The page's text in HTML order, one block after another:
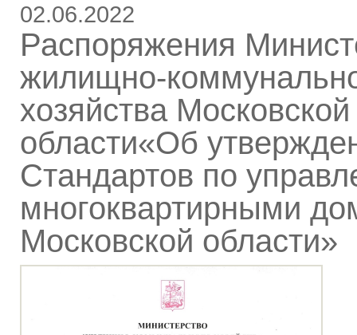
02.06.2022
Распоряжения
жилищно-
хозяйства Московской
области«Об
Стандартов по
многоквартирными
Московской области»